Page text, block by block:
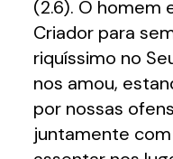
(2.6). O homem
Criador para
riquíssimo no
nos amou,
por nossas
juntamente com